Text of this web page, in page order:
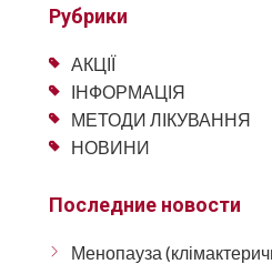
Рубрики
АКЦІЇ
ІНФОРМАЦІЯ
МЕТОДИ ЛІКУВАННЯ
НОВИНИ
Последние новости
Менопауза